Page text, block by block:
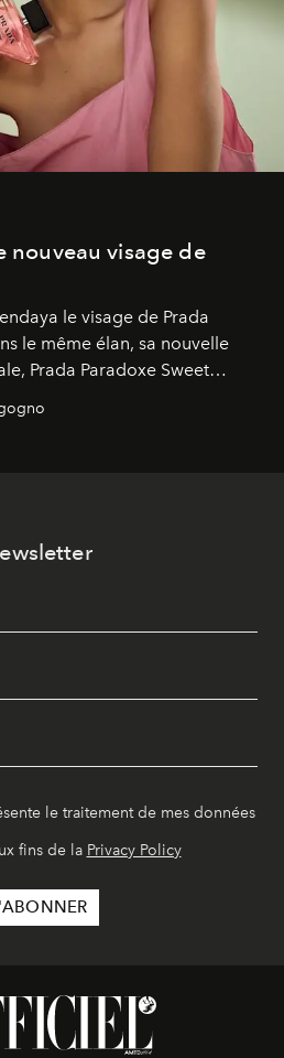
nouveau visage de
le visage de Prada
le même élan, sa nouvelle
Prada Paradoxe Sweet
le traitement de mes données
fins de la Privacy Policy